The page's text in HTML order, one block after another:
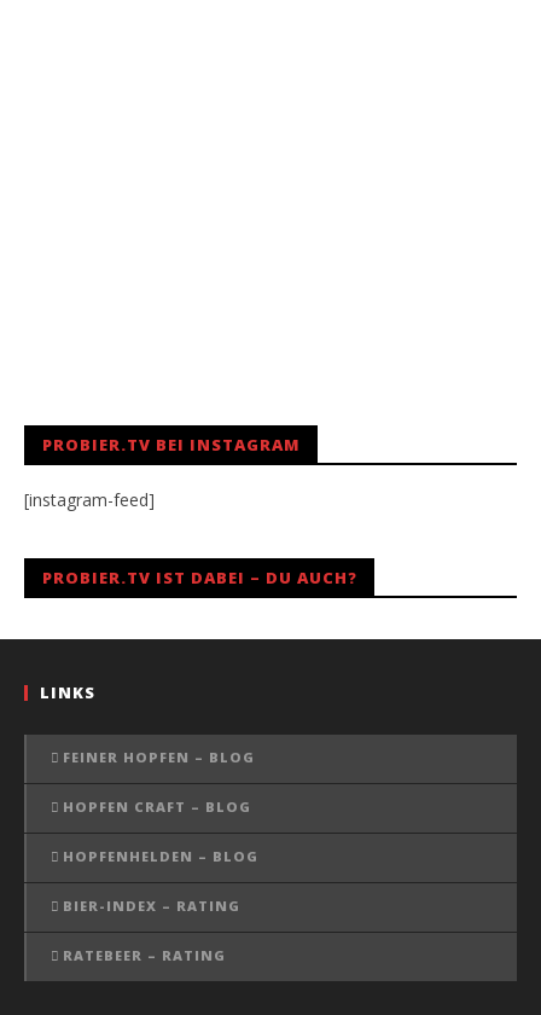
PROBIER.TV BEI INSTAGRAM
[instagram-feed]
PROBIER.TV IST DABEI – DU AUCH?
LINKS
FEINER HOPFEN – BLOG
HOPFEN CRAFT – BLOG
HOPFENHELDEN – BLOG
BIER-INDEX – RATING
RATEBEER – RATING